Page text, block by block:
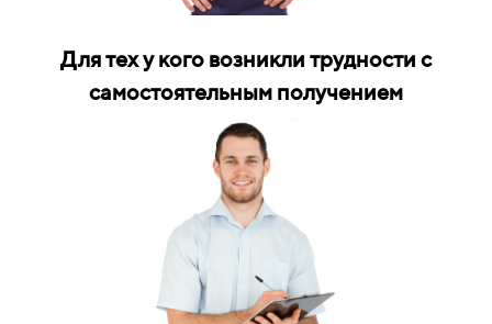
Для тех у кого возникли трудности с
самостоятельным получением